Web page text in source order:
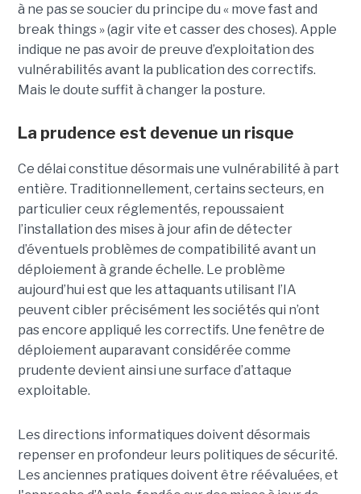
à ne pas se soucier du principe du « move fast and
break things » (agir vite et casser des choses). Apple
indique ne pas avoir de preuve d’exploitation des
vulnérabilités avant la publication des correctifs.
Mais le doute suffit à changer la posture.
La prudence est devenue un risque
Ce délai constitue désormais une vulnérabilité à part
entière. Traditionnellement, certains secteurs, en
particulier ceux réglementés, repoussaient
l’installation des mises à jour afin de détecter
d’éventuels problèmes de compatibilité avant un
déploiement à grande échelle. Le problème
aujourd’hui est que les attaquants utilisant l’IA
peuvent cibler précisément les sociétés qui n’ont
pas encore appliqué les correctifs. Une fenêtre de
déploiement auparavant considérée comme
prudente devient ainsi une surface d’attaque
exploitable.
Les directions informatiques doivent désormais
repenser en profondeur leurs politiques de sécurité.
Les anciennes pratiques doivent être réévaluées, et